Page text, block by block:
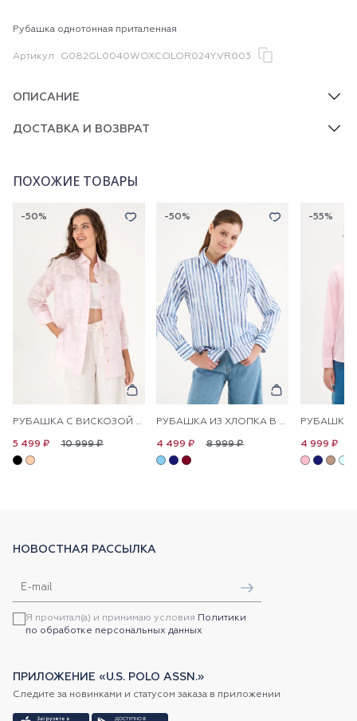
Рубашка однотонная приталенная
Артикул G082GL0040WOXCOLOR024Y.VR003
ОПИСАНИЕ
ДОСТАВКА И ВОЗВРАТ
ПОХОЖИЕ ТОВАРЫ
-50%
РУБАШКА С ВИСКОЗОЙ СВОБОДНАЯ
10 999 ₽
5 499 ₽
-50%
РУБАШКА ИЗ ХЛОПКА В ПОЛОСКУ ПРЯМАЯ
8 999 ₽
4 499 ₽
-55%
4 999 ₽
НОВОСТНАЯ РАССЫЛКА
Я прочитал(а) и принимаю условия Политики
по обработке персональных данных
ПРИЛОЖЕНИЕ «U.S. POLO ASSN.»
Следите за новинками и статусом заказа в приложении